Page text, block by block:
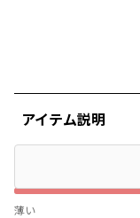
薄い
アイテム説明